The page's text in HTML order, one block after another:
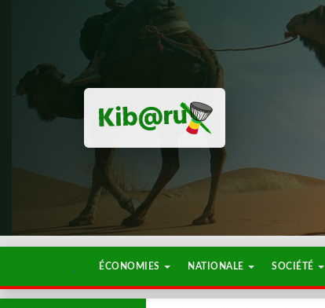
ÉCONOMIES NATIONALE SOCIÉTÉ